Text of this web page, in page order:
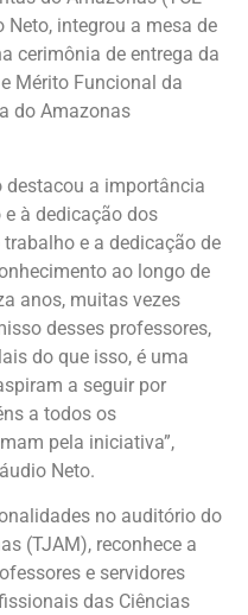
integrou a mesa de
cerimônia de entrega da
Mérito Funcional da
do Amazonas
destacou a importância
à dedicação dos
trabalho e a dedicação de
ao longo de
anos, muitas vezes
desses professores,
do que isso, é uma
a seguir por
a todos os
pela iniciativa”,
Neto.
no auditório do
(TJAM), reconhece a
e servidores
das Ciências